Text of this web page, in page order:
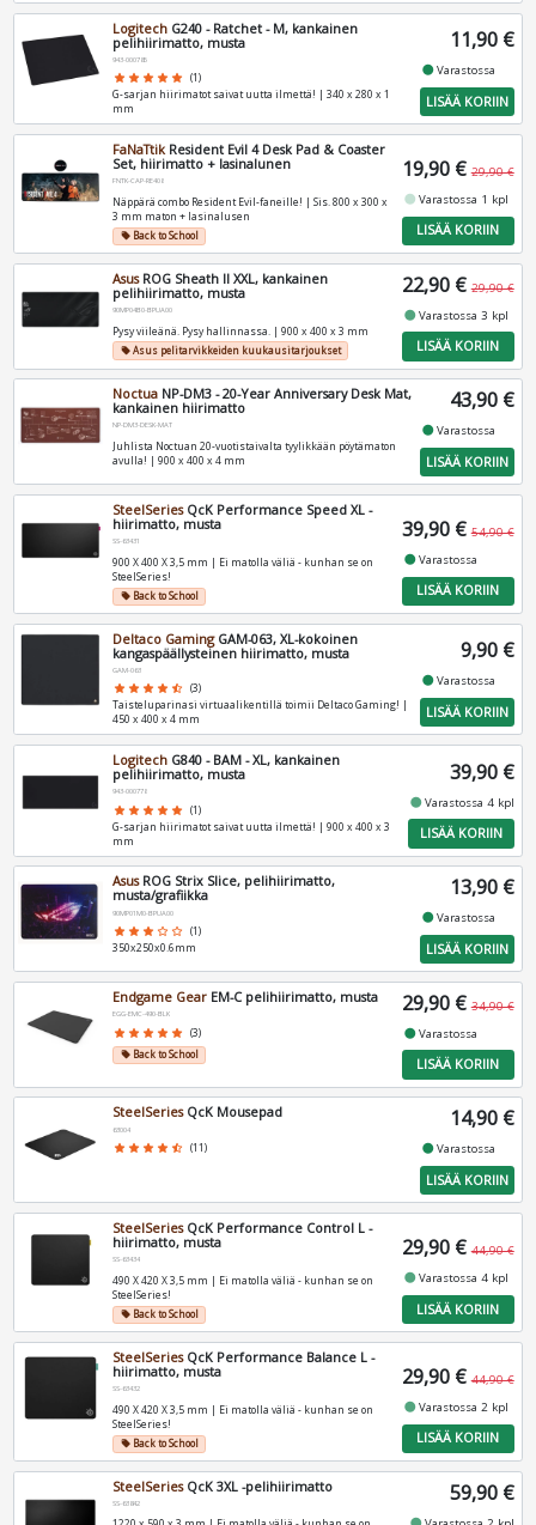
Logitech G240 - Ratchet - M, kankainen
pelihiirimatto, musta
943-000785
star star star star star (1)
G-sarjan hiirimatot saivat uutta ilmettä! | 340 x 280 x 1
mm
11,90 €
fiber_manual_recordVarastossa
LISÄÄ KORIIN
FaNaTtikResident Evil 4 Desk Pad & Coaster
Set, hiirimatto + lasinalunen
FNTK-CAP-RE408
Näppärä combo Resident Evil-faneille! | Sis. 800 x 300 x
3 mm maton + lasinalusen
local_offerBack to School
19,90 € 29,90 €
fiber_manual_record Varastossa 1 kpl
LISÄÄ KORIIN
AsusROG Sheath II XXL, kankainen
pelihiirimatto, musta
90MP04B0-BPUA00
Pysy viileänä. Pysy hallinnassa. | 900 x 400 x 3 mm
local_offerAsus pelitarvikkeiden kuukausitarjoukset
22,90 € 29,90 €
fiber_manual_recordVarastossa 3 kpl
LISÄÄ KORIIN
Noctua NP-DM3 - 20-Year Anniversary Desk Mat,
kankainen hiirimatto
NP-DM3-DESK-MAT
Juhlista Noctuan 20-vuotistaivalta tyylikkään pöytämaton
avulla! | 900 x 400 x 4 mm
43,90 €
fiber_manual_recordVarastossa
LISÄÄ KORIIN
SteelSeriesQcK Performance Speed XL -
hiirimatto, musta
SS-63431
900 X 400 X 3,5 mm | Ei matolla väliä - kunhan se on
SteelSeries!
local_offerBack to School
39,90 € 54,90 €
fiber_manual_recordVarastossa
LISÄÄ KORIIN
Deltaco GamingGAM-063, XL-kokoinen
kangaspäällysteinen hiirimatto, musta
GAM-063
star star star star star_half (3)
Taisteluparinasi virtuaalikentillä toimii Deltaco Gaming! |
450 x 400 x 4 mm
9,90 €
fiber_manual_recordVarastossa
LISÄÄ KORIIN
Logitech G840 - BAM - XL, kankainen
pelihiirimatto, musta
943-000778
star star star star star (1)
G-sarjan hiirimatot saivat uutta ilmettä! | 900 x 400 x 3
mm
39,90 €
fiber_manual_recordVarastossa 4 kpl
LISÄÄ KORIIN
AsusROG Strix Slice, pelihiirimatto,
musta/grafiikka
90MP01M0-BPUA00
star star star star_border star_border (1)
350x250x0.6mm
13,90 €
fiber_manual_recordVarastossa
LISÄÄ KORIIN
Endgame Gear EM-C pelihiirimatto, musta
EGG-EMC-490-BLK
star star star star star (3)
local_offerBack to School
29,90 € 34,90 €
fiber_manual_recordVarastossa
LISÄÄ KORIIN
SteelSeriesQcK Mousepad
63004
star star star star star_half (11)
14,90 €
fiber_manual_recordVarastossa
LISÄÄ KORIIN
SteelSeriesQcK Performance Control L -
hiirimatto, musta
SS-63434
490 X 420 X 3,5 mm | Ei matolla väliä - kunhan se on
SteelSeries!
local_offerBack to School
29,90 € 44,90 €
fiber_manual_recordVarastossa 4 kpl
LISÄÄ KORIIN
SteelSeriesQcK Performance Balance L -
hiirimatto, musta
SS-63432
490 X 420 X 3,5 mm | Ei matolla väliä - kunhan se on
SteelSeries!
local_offerBack to School
29,90 € 44,90 €
fiber_manual_recordVarastossa 2 kpl
LISÄÄ KORIIN
SteelSeriesQcK 3XL -pelihiirimatto
SS-63842 59,90 €